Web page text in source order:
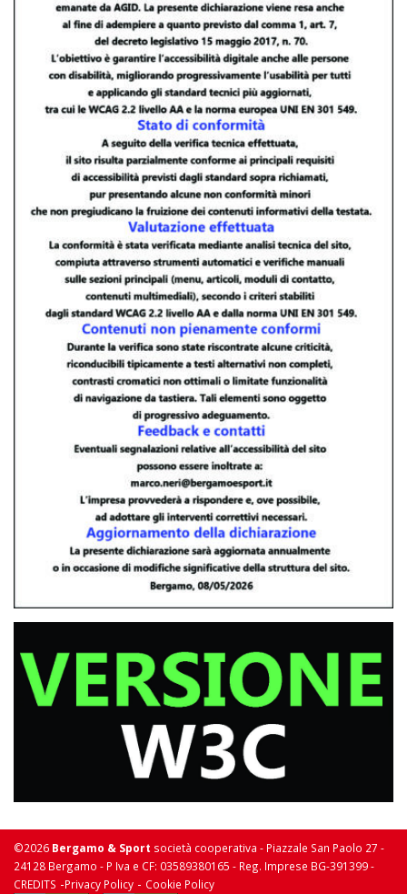
©2026 Bergamo & Sport società cooperativa - Piazzale San Paolo 27 -
24128 Bergamo - P Iva e CF: 03589380165 - Reg. Imprese BG-391399 -
CREDITS -Privacy Policy - Cookie Policy